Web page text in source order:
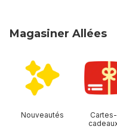
Magasiner Allées
Nouveautés
Cartes-